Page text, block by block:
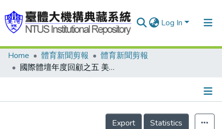
Log In
Communities & Collections
Home 體育新聞剪報
體育新聞剪報
國際體壇年度回顧之五 美國職棒苦甜交雜 球員對抗球團致球季縮短 瑞普肯締造紀錄、野茂英雄獲新人獎 為球迷帶來等待、歡樂的一年
Details
Export
Statistics